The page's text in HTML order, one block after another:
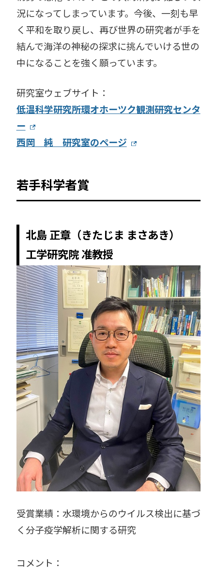
況になってしまっています。今後、一刻も早
く平和を取り戻し、再び世界の研究者が手を
結んで海洋の神秘の探求に挑んでいける世の
中になることを強く願っています。
研究室ウェブサイト：
低温科学研究所環オホーツク観測研究センタ
ー
西岡 純 研究室のページ
若手科学者賞
北島 正章（きたじま まさあき）
工学研究院 准教授
受賞業績：水環境からのウイルス検出に基づ
く分子疫学解析に関する研究
コメント：